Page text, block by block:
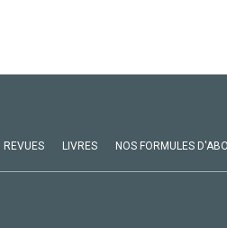
REVUES LIVRES NOS FORMULES